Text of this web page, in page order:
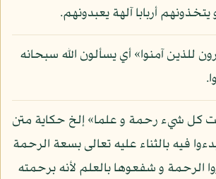
يتخذونهم أربابا آلهة يعبدونهم.
للذين آمنوا» أي يسألون الله سبحانه
كل شيء رحمة و علما» إلخ حكاية متن
فيه بالثناء عليه تعالى بسعة الرحمة
الرحمة و شفعوها بالعلم لأنه برحمته